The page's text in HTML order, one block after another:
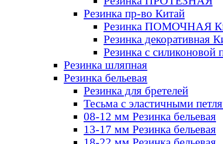
Резинка пр-во Китай
Резинка ПОМОЧНАЯ
Резинка декоративная
Резинка с силиконовой
Резинка шляпная
Резинка бельевая
Резинка для бретелей
Тесьма с эластичными
08-12 мм Резинка бельевая
13-17 мм Резинка бельевая